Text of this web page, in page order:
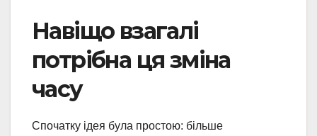
Навіщо взагалі
потрібна ця зміна
часу
Спочатку ідея була простою: більше